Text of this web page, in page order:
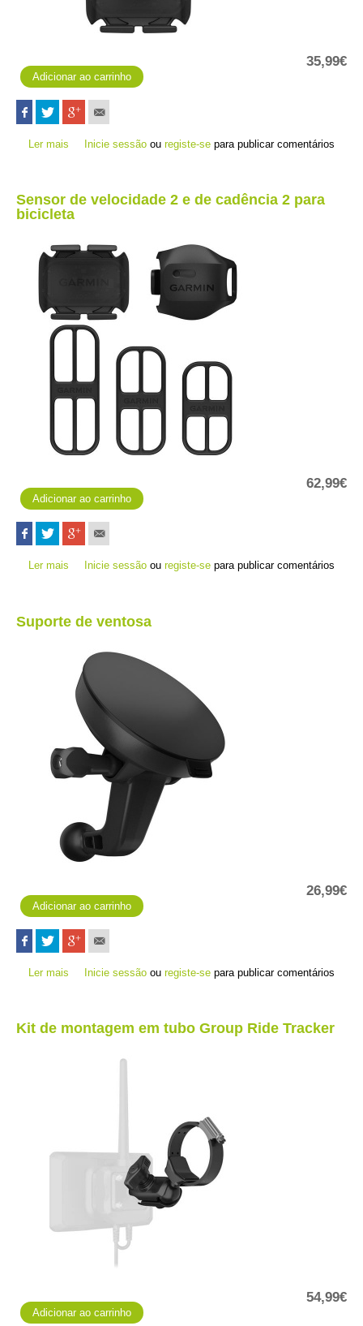
35,99€
Ler mais acerca de Sensor de cadência 2
Inicie sessão ouregiste-se para publicar comentários
Sensor de velocidade 2 e de cadência 2 para
bicicleta
62,99€
Ler mais acerca de Sensor de velocidade 2 e de cadência 2 para
Inicie sessão ouregiste-se para publicar comentários
Suporte de ventosa
26,99€
Ler mais acerca de Suporte de ventosa
Inicie sessão ouregiste-se para publicar comentários
Kit de montagem em tubo Group Ride Tracker
54,99€